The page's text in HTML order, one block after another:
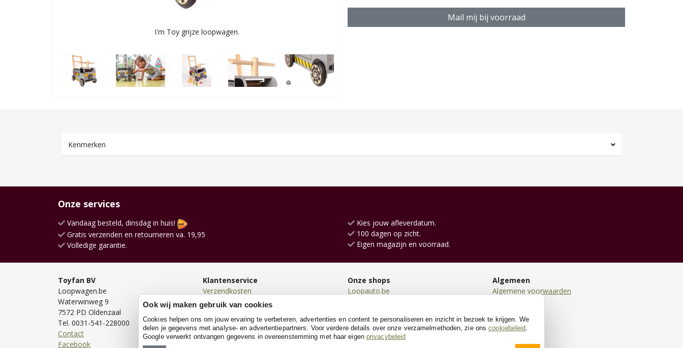
I'm Toy grijze loopwagen.
Mail mij bij voorraad
Kenmerken
Onze services
Vandaag besteld, dinsdag in huis!
Gratis verzenden en retourneren va. 19,95
Volledige garantie.
Kies jouw afleverdatum.
100 dagen op zicht.
Eigen magazijn en voorraad.
Toyfan BV
Loopwagen.be
Waterwinweg 9
7572 PD Oldenzaal
Tel. 0031-541-228000
Contact
Facebook
Klantenservice
Verzendkosten
Bezorgen
Betalen
Retourneren
Onze shops
Loopauto.be
Schommelpaard.be
Driewieler.be
Algemeen
Algemene voorwaarden
Cookies
Ook wij maken gebruik van cookies
Cookies helpen ons om jouw ervaring te verbeteren, advertenties en content te personaliseren en inzicht in bezoek te krijgen. We
delen je gegevens met analyse- en advertentiepartners. Voor verdere details over onze verzamelmethoden, zie onscookiebeleid
Google verwerkt ontvangen gegevens in overeenstemming met haar eigen privacybeleid